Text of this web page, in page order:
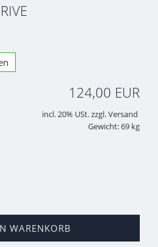
124,00 EUR
incl. 20% USt. zzgl. Versand
Gewicht: 69 kg
WARENKORB